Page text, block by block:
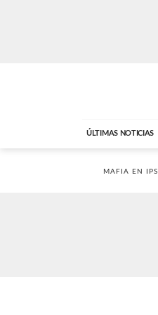
ÚLTIMAS NOTICIAS
MAFIA EN IPS